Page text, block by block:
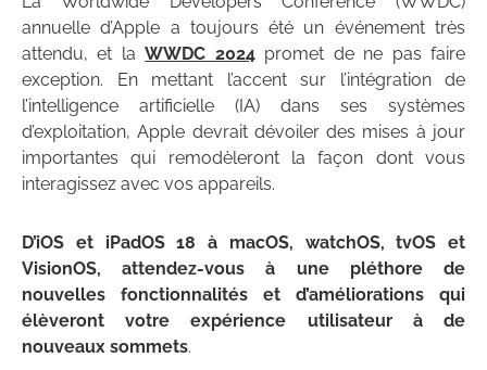
annuelle d’Apple a toujours été un événement très
attendu, et laWWDC 2024promet de ne pas faire
exception. En mettant l’accent sur l’intégration de
l’intelligence artificielle (IA) dans ses systèmes
d’exploitation, Apple devrait dévoiler des mises à jour
importantes qui remodèleront la façon dont vous
interagissez avec vos appareils.
D’iOS et iPadOS 18 à macOS, watchOS, tvOS et
VisionOS, attendez-vous à une pléthore de
nouvelles fonctionnalités et d’améliorations qui
élèveront votre expérience utilisateur à de
nouveaux sommets.